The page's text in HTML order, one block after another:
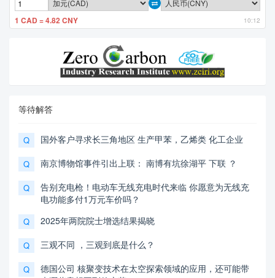
1 CAD = 4.82 CNY 10:12
等待解答
Q 国外客户寻求长三角地区 生产甲苯，乙烯类 化工企业
Q 南京博物馆事件引出上联： 南博有坑徐湖平 下联 ？
Q
告别充电枪！电动车无线充电时代来临 你愿意为无线充
电功能多付1万元车价吗？
Q 2025年两院院士增选结果揭晓
Q 三观不同 ，三观到底是什么？
Q
德国公司 核聚变技术在太空探索领域的应用，还可能带